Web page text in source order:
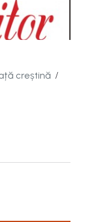
creștină /